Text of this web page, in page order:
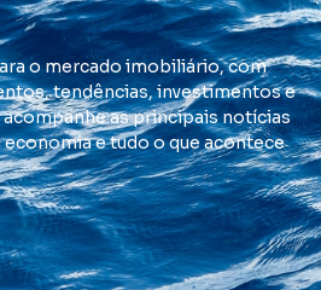
o mercado imobiliário, com
tendências, investimentos e
as principais notícias
e tudo o que acontece